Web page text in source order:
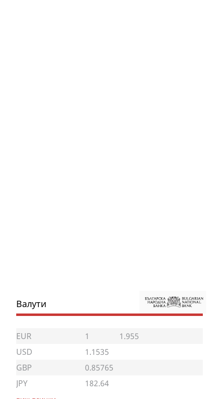
Валути
EUR 1
1.955
USD
1.1535
GBP
0.85765
JPY
182.64